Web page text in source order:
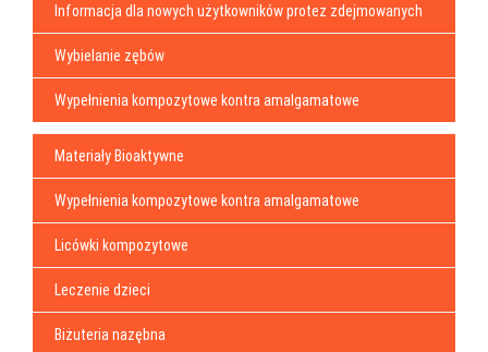
Informacja dla nowych użytkowników protez zdejmowanych
Wybielanie zębów
Wypełnienia kompozytowe kontra amalgamatowe
Materiały Bioaktywne
Wypełnienia kompozytowe kontra amalgamatowe
Licówki kompozytowe
Leczenie dzieci
Biżuteria nazębna